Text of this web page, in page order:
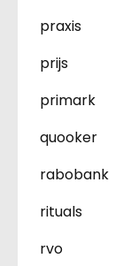
praxis
prijs
primark
quooker
rabobank
rituals
rvo